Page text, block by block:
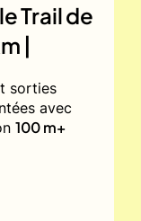
Trail de
|
sorties
avec
100 m+